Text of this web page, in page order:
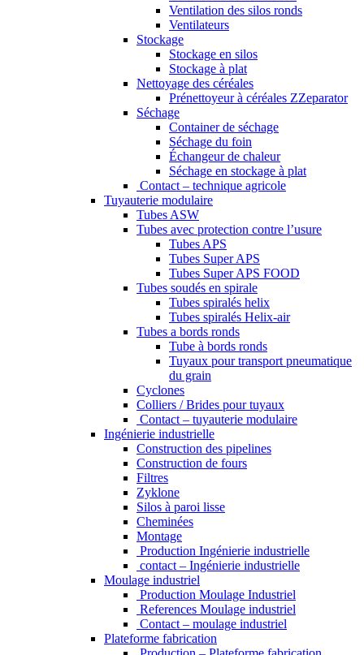
Ventilation des silos ronds
Ventilateurs
Stockage
Stockage en silos
Stockage à plat
Nettoyage des céréales
Prénettoyeur à céréales ZZeparator
Séchage
Container de séchage
Séchage du foin
Échangeur de chaleur
Séchage en stockage à plat
Contact – technique agricole
Tuyauterie modulaire
Tubes ASW
Tubes avec protection contre l’usure
Tubes APS
Tubes Super APS
Tubes Super APS FOOD
Tubes soudés en spirale
Tubes spiralés helix
Tubes spiralés Helix-air
Tubes a bords ronds
Tube à bords ronds
Tuyaux pour transport pneumatique
du grain
Cyclones
Colliers / Brides pour tuyaux
Contact – tuyauterie modulaire
Ingénierie industrielle
Construction des pipelines
Construction de fours
Filtres
Zyklone
Silos à paroi lisse
Cheminées
Montage
Production Ingénierie industrielle
contact – Ingénierie industrielle
Moulage industriel
Production Moulage Industriel
References Moulage industriel
Contact – moulage industriel
Plateforme fabrication